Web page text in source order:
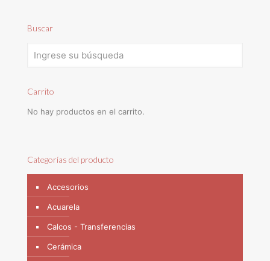
Buscar
Carrito
No hay productos en el carrito.
Categorías del producto
Accesorios
Acuarela
Calcos - Transferencias
Cerámica